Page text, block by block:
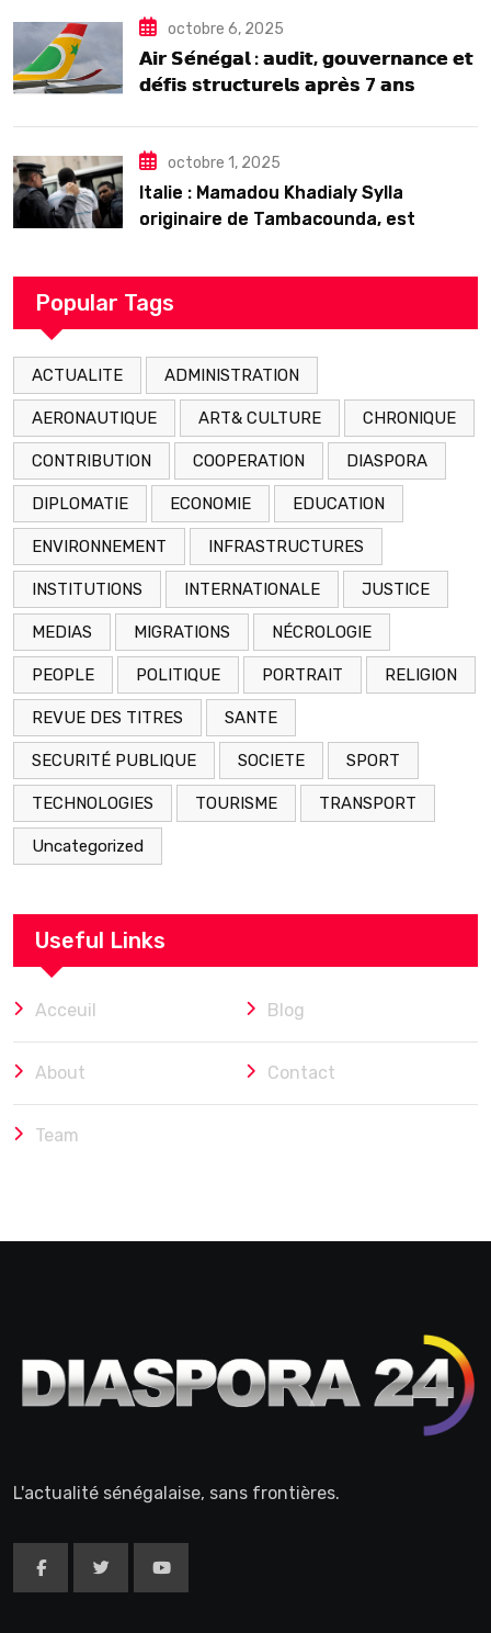
octobre 6, 2025
𝗔𝗶𝗿 𝗦𝗲́𝗻𝗲́𝗴𝗮𝗹 : 𝗮𝘂𝗱𝗶𝘁, 𝗴𝗼𝘂𝘃𝗲𝗿𝗻𝗮𝗻𝗰𝗲 𝗲𝘁
𝗱𝗲́𝗳𝗶𝘀 𝘀𝘁𝗿𝘂𝗰𝘁𝘂𝗿𝗲𝗹𝘀 𝗮𝗽𝗿𝗲̀𝘀 7 𝗮𝗻𝘀
octobre 1, 2025
Italie : Mamadou Khadialy Sylla
originaire de Tambacounda, est
arrestation
Popular Tags
ACTUALITE ADMINISTRATION
AERONAUTIQUE ART& CULTURE CHRONIQUE
CONTRIBUTION COOPERATION DIASPORA
DIPLOMATIE ECONOMIE EDUCATION
ENVIRONNEMENT INFRASTRUCTURES
INSTITUTIONS INTERNATIONALE JUSTICE
MEDIAS MIGRATIONS NÉCROLOGIE
PEOPLE POLITIQUE PORTRAIT RELIGION
REVUE DES TITRES SANTE
SECURITÉ PUBLIQUE SOCIETE SPORT
TECHNOLOGIES TOURISME TRANSPORT
Uncategorized
Useful Links
Acceuil Blog
About Contact
Team
L'actualité sénégalaise, sans frontières.